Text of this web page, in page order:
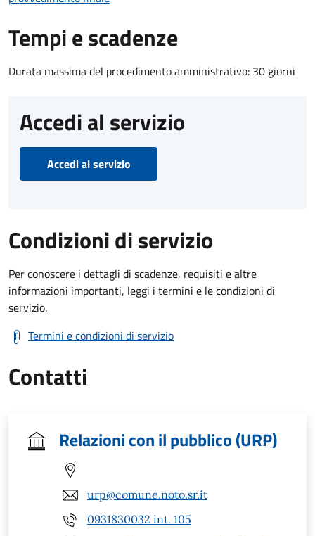
Tempi e scadenze
Durata massima del procedimento amministrativo: 30 giorni
Accedi al servizio
Accedi al servizio
Condizioni di servizio
Per conoscere i dettagli di scadenze, requisiti e altre
informazioni importanti, leggi i termini e le condizioni di
servizio.
Termini e condizioni di servizio
Contatti
Relazioni con il pubblico (URP)
urp@comune.noto.sr.it
0931830032 int. 105